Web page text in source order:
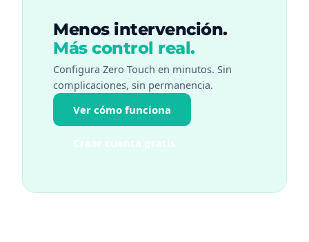
Menos intervención.
Más control real.
Configura Zero Touch en minutos. Sin
complicaciones, sin permanencia.
Ver cómo funciona
Crear cuenta gratis